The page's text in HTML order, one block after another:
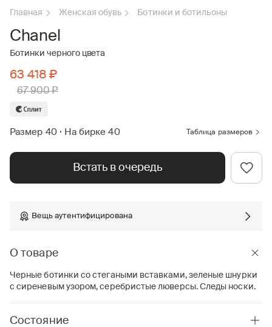
Главная Женская обувь Ботинки и ботильоны
Chanel
Ботинки черного цвета
63 418 ₽
67 900 ₽
Размер 40 • На бирке 40 Таблица размеров
Встать в очередь
Вещь аутентифицирована
О товаре
Черные ботинки со стегаными вставками, зеленые шнурки
с сиреневым узором, серебристые люверсы. Следы носки.
Состояние